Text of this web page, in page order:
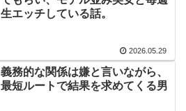
生エッチしている話。
2026.05.29
義務的な関係は嫌と言いながら、
最短ルートで結果を求めてくる男